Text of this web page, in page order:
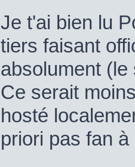
Je t'ai bien lu
tiers faisant
absolument
Ce serait
hosté
priori pas fan